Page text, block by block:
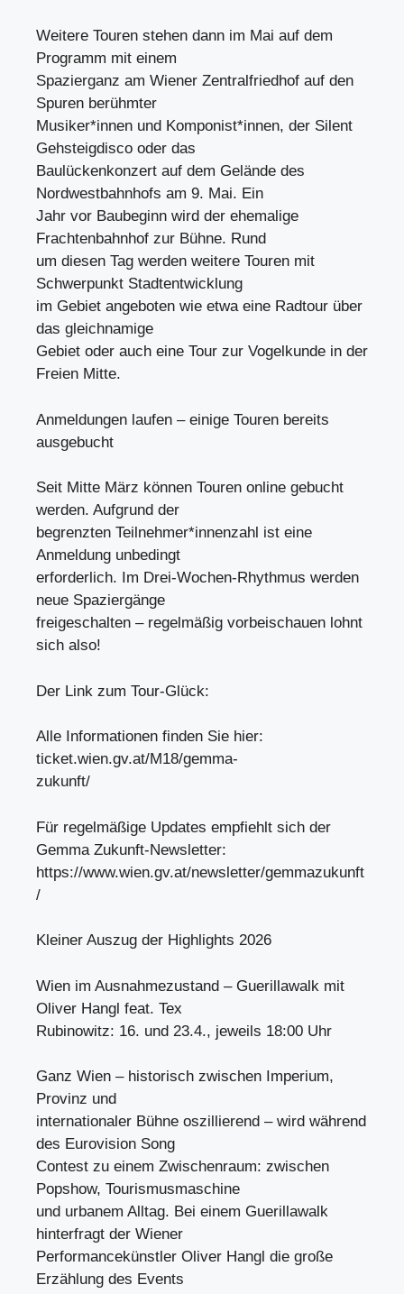
Weitere Touren stehen dann im Mai auf dem
Programm mit einem
Spazierganz am Wiener Zentralfriedhof auf den
Spuren berühmter
Musiker*innen und Komponist*innen, der Silent
Gehsteigdisco oder das
Baulückenkonzert auf dem Gelände des
Nordwestbahnhofs am 9. Mai. Ein
Jahr vor Baubeginn wird der ehemalige
Frachtenbahnhof zur Bühne. Rund
um diesen Tag werden weitere Touren mit
Schwerpunkt Stadtentwicklung
im Gebiet angeboten wie etwa eine Radtour über
das gleichnamige
Gebiet oder auch eine Tour zur Vogelkunde in der
Freien Mitte.
Anmeldungen laufen – einige Touren bereits
ausgebucht
Seit Mitte März können Touren online gebucht
werden. Aufgrund der
begrenzten Teilnehmer*innenzahl ist eine
Anmeldung unbedingt
erforderlich. Im Drei-Wochen-Rhythmus werden
neue Spaziergänge
freigeschalten – regelmäßig vorbeischauen lohnt
sich also!
Der Link zum Tour-Glück:
Alle Informationen finden Sie hier:
ticket.wien.gv.at/M18/gemma-
zukunft/
Für regelmäßige Updates empfiehlt sich der
Gemma Zukunft-Newsletter:
https://www.wien.gv.at/newsletter/gemmazukunft
/
Kleiner Auszug der Highlights 2026
Wien im Ausnahmezustand – Guerillawalk mit
Oliver Hangl feat. Tex
Rubinowitz: 16. und 23.4., jeweils 18:00 Uhr
Ganz Wien – historisch zwischen Imperium,
Provinz und
internationaler Bühne oszillierend – wird während
des Eurovision Song
Contest zu einem Zwischenraum: zwischen
Popshow, Tourismusmaschine
und urbanem Alltag. Bei einem Guerillawalk
hinterfragt der Wiener
Performancekünstler Oliver Hangl die große
Erzählung des Events